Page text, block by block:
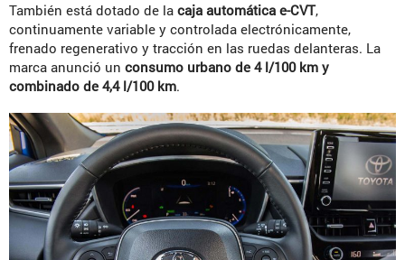
También está dotado de la caja automática e-CVT,
continuamente variable y controlada electrónicamente,
frenado regenerativo y tracción en las ruedas delanteras. La
marca anunció un consumo urbano de 4 l/100 km y
combinado de 4,4 l/100 km.